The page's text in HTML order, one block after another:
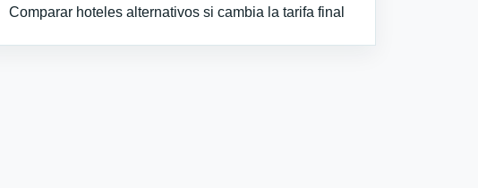
Comparar hoteles alternativos si cambia la tarifa final